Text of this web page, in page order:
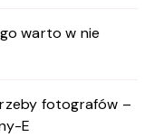
warto w nie
fotografów –
E